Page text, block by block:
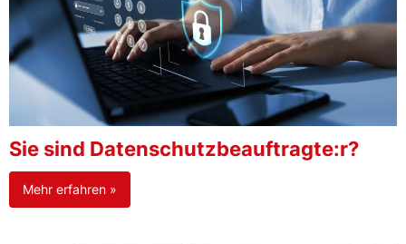
Sie sind Datenschutzbeauftragte:r?
Mehr erfahren »